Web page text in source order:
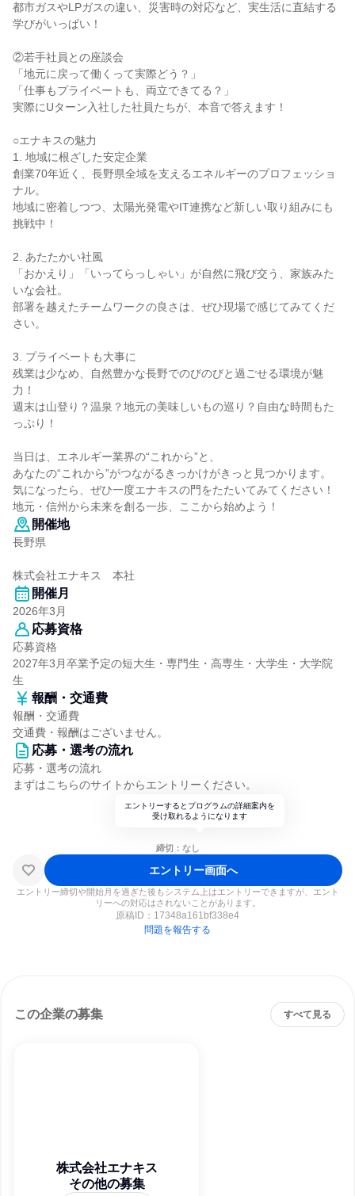
都市ガスやLPガスの違い、災害時の対応など、実生活に直結する
学びがいっぱい！
②若手社員との座談会
「地元に戻って働くって実際どう？」
「仕事もプライベートも、両立できてる？」
実際にUターン入社した社員たちが、本音で答えます！
○エナキスの魅力
1. 地域に根ざした安定企業
創業70年近く、長野県全域を支えるエネルギーのプロフェッショ
ナル。
地域に密着しつつ、太陽光発電やIT連携など新しい取り組みにも
挑戦中！
2. あたたかい社風
「おかえり」「いってらっしゃい」が自然に飛び交う、家族みた
いな会社。
部署を越えたチームワークの良さは、ぜひ現場で感じてみてくだ
さい。
3. プライベートも大事に
残業は少なめ、自然豊かな長野でのびのびと過ごせる環境が魅
力！
週末は山登り？温泉？地元の美味しいもの巡り？自由な時間もた
っぷり！
当日は、エネルギー業界の“これから”と、
あなたの“これから”がつながるきっかけがきっと見つかります。
気になったら、ぜひ一度エナキスの門をたたいてみてください！
地元・信州から未来を創る一歩、ここから始めよう！
開催地
長野県
株式会社エナキス 本社
開催月
2026年3月
応募資格
応募資格
2027年3月卒業予定の短大生・専門生・高専生・大学生・大学院
生
報酬・交通費
報酬・交通費
交通費・報酬はございません。
応募・選考の流れ
応募・選考の流れ
まずはこちらのサイトからエントリーください。
エントリーするとプログラムの詳細案内を
受け取れるようになります
締切：なし
エントリー画面へ
エントリー締切や開始月を過ぎた後もシステム上はエントリーできますが、エント
リーへの対応はされないことがあります。
原稿ID： 17348a161bf338e4
問題を報告する
この企業の募集 すべて見る
株式会社エナキス
その他の募集